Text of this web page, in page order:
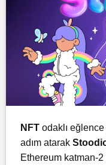
NFT odaklı
adım atarak
Ethereum katman-